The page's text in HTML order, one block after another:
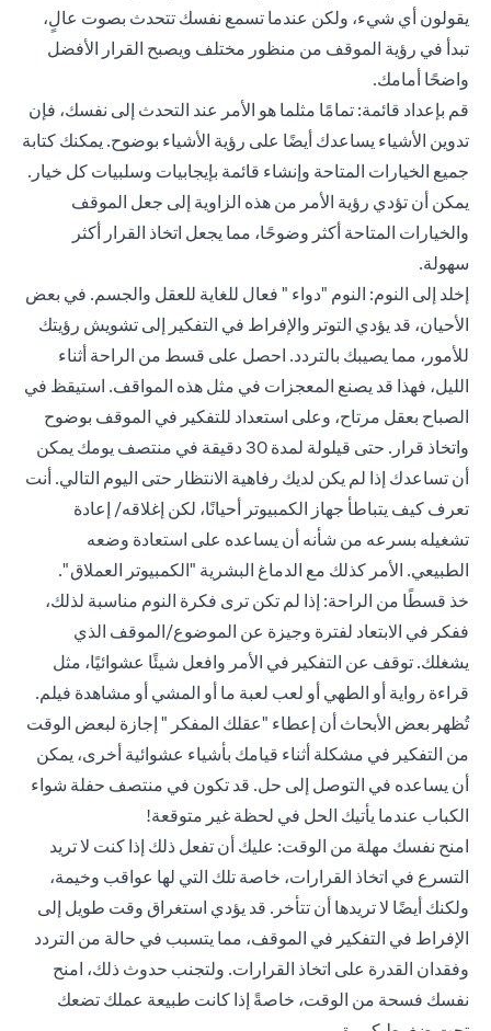
يقولون أي شيء، ولكن عندما تسمع نفسك تتحدث بصوت عالٍ،
تبدأ في رؤية الموقف من منظور مختلف ويصبح القرار الأفضل
واضحًا أمامك.
قم بإعداد قائمة: تمامًا مثلما هو الأمر عند التحدث إلى نفسك، فإن
تدوين الأشياء يساعدك أيضًا على رؤية الأشياء بوضوح. يمكنك كتابة
جميع الخيارات المتاحة وإنشاء قائمة بإيجابيات وسلبيات كل خيار.
يمكن أن تؤدي رؤية الأمر من هذه الزاوية إلى جعل الموقف
والخيارات المتاحة أكثر وضوحًا، مما يجعل اتخاذ القرار أكثر
سهولة.
إخلد إلى النوم: النوم "دواء " فعال للغاية للعقل والجسم. في بعض
الأحيان، قد يؤدي التوتر والإفراط في التفكير إلى تشويش رؤيتك
للأمور، مما يصيبك بالتردد. احصل على قسط من الراحة أثناء
الليل، فهذا قد يصنع المعجزات في مثل هذه المواقف. استيقظ في
الصباح بعقل مرتاح، وعلى استعداد للتفكير في الموقف بوضوح
واتخاذ قرار. حتى قيلولة لمدة 30 دقيقة في منتصف يومك يمكن
أن تساعدك إذا لم يكن لديك رفاهية الانتظار حتى اليوم التالي. أنت
تعرف كيف يتباطأ جهاز الكمبيوتر أحيانًا، لكن إغلاقه/ إعادة
تشغيله بسرعه من شأنه أن يساعده على استعادة وضعه
الطبيعي. الأمر كذلك مع الدماغ البشرية "الكمبيوتر العملاق ".
خذ قسطًا من الراحة: إذا لم تكن ترى فكرة النوم مناسبة لذلك،
ففكر في الابتعاد لفترة وجيزة عن الموضوع/الموقف الذي
يشغلك. توقف عن التفكير في الأمر وافعل شيئًا عشوائيًا، مثل
قراءة رواية أو الطهي أو لعب لعبة ما أو المشي أو مشاهدة فيلم.
تُظهر بعض الأبحاث أن إعطاء "عقلك المفكر " إجازة لبعض الوقت
من التفكير في مشكلة أثناء قيامك بأشياء عشوائية أخرى، يمكن
أن يساعده في التوصل إلى حل. قد تكون في منتصف حفلة شواء
الكباب عندما يأتيك الحل في لحظة غير متوقعة!
امنح نفسك مهلة من الوقت: عليك أن تفعل ذلك إذا كنت لا تريد
التسرع في اتخاذ القرارات، خاصة تلك التي لها عواقب وخيمة،
ولكنك أيضًا لا تريدها أن تتأخر. قد يؤدي استغراق وقت طويل إلى
الإفراط في التفكير في الموقف، مما يتسبب في حالة من التردد
وفقدان القدرة على اتخاذ القرارات. ولتجنب حدوث ذلك، امنح
نفسك فسحة من الوقت، خاصةً إذا كانت طبيعة عملك تضعك